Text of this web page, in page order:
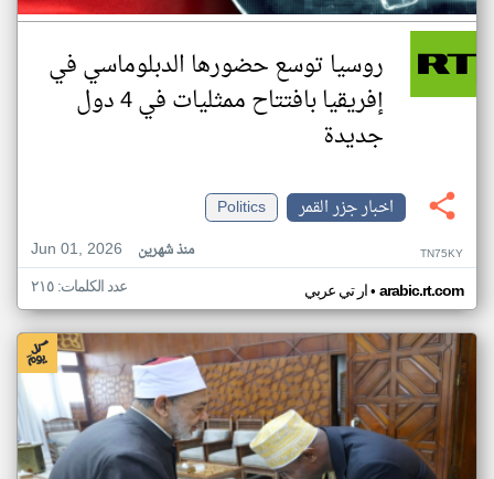
روسيا توسع حضورها الدبلوماسي في
إفريقيا بافتتاح ممثليات في 4 دول
جديدة
اخبار جزر القمر
Politics
Jun 01, 2026
منذ شهرين TN75KY
ار تي عربي• arabic.rt.com عدد الكلمات: ٢١٥